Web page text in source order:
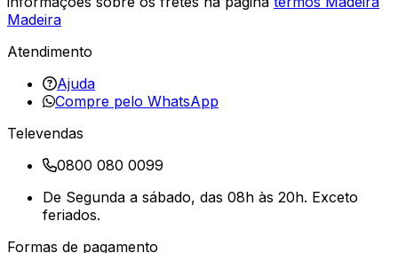
Madeira
Atendimento
Ajuda
Compre pelo WhatsApp
Televendas
0800 080 0099
De Segunda a sábado, das 08h às 20h. Exceto
feriados.
Formas de pagamento